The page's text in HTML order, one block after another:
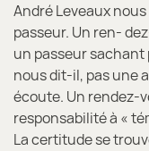
André Leveaux
passeur. Un ren-
un passeur sachant
nous dit-il, pas une
écoute. Un rendez-
responsabilité à «
La certitude se